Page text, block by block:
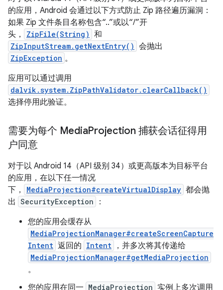
的应用，Android 会通过以下方式防止 Zip 路径遍历漏洞：
如果 Zip 文件条目名称包含“..”或以“/”开
头，
ZipFile(String) 和
ZipInputStream.getNextEntry() 会抛出
ZipException 。
应用可以通过调用
dalvik.system.ZipPathValidator.clearCallback()
选择停用此验证。
需要为每个 MediaProjection 捕获会话征得用
户同意
对于以 Android 14（API 级别 34）或更高版本为目标平台
的应用，在以下任一情况
下，
MediaProjection#createVirtualDisplay 都会抛
出 SecurityException
：
您的应用会缓存从
MediaProjectionManager#createScreenCapture
Intent 返回的 Intent ，并多次将其传递给
MediaProjectionManager#getMediaProjection
。
您的应用在同一 MediaProjection 实例上多次调用